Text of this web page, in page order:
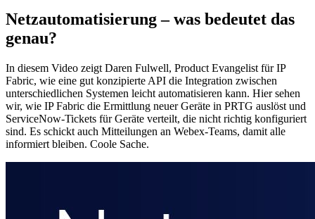
Netzautomatisierung – was bedeutet das
genau?
In diesem Video zeigt Daren Fulwell, Product Evangelist für IP
Fabric, wie eine gut konzipierte API die Integration zwischen
unterschiedlichen Systemen leicht automatisieren kann. Hier sehen
wir, wie IP Fabric die Ermittlung neuer Geräte in PRTG auslöst und
ServiceNow-Tickets für Geräte verteilt, die nicht richtig konfiguriert
sind. Es schickt auch Mitteilungen an Webex-Teams, damit alle
informiert bleiben. Coole Sache.